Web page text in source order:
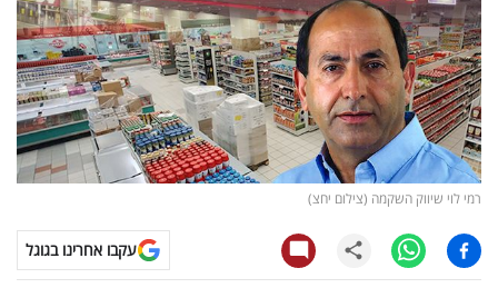
דעות
רכילות
עסקית
קריפטו
ויראלי
טלוויזיה
רמי לוי שיווק השקמה (צילום יחצ)
עקבו אחרינו בגוגל